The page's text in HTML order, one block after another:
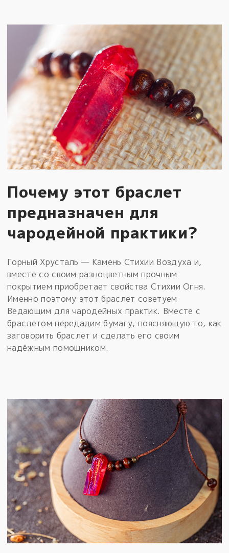
Почему этот браслет
предназначен для
чародейной практики?
Горный Хрусталь — Камень Стихии Воздуха и,
вместе со своим разноцветным прочным
покрытием приобретает свойства Стихии Огня.
Именно поэтому этот браслет советуем
Ведающим для чародейных практик. Вместе с
браслетом передадим бумагу, поясняющую то, как
заговорить браслет и сделать его своим
надёжным помощником.